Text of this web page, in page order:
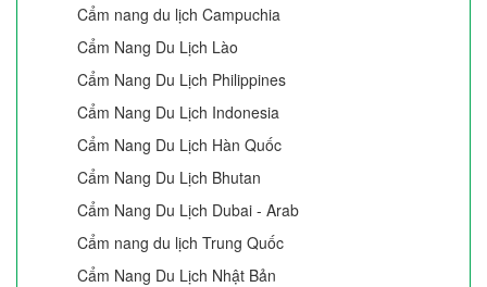
Cẩm nang du lịch Campuchia
Cẩm Nang Du Lịch Lào
Cẩm Nang Du Lịch Philippines
Cẩm Nang Du Lịch Indonesia
Cẩm Nang Du Lịch Hàn Quốc
Cẩm Nang Du Lịch Bhutan
Cẩm Nang Du Lịch Dubai - Arab
Cẩm nang du lịch Trung Quốc
Cẩm Nang Du Lịch Nhật Bản